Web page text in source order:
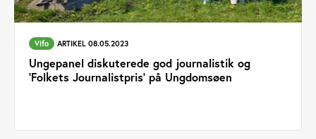
Vifo ARTIKEL 08.05.2023
Ungepanel diskuterede god journalistik og
’Folkets Journalistpris’ på Ungdomsøen